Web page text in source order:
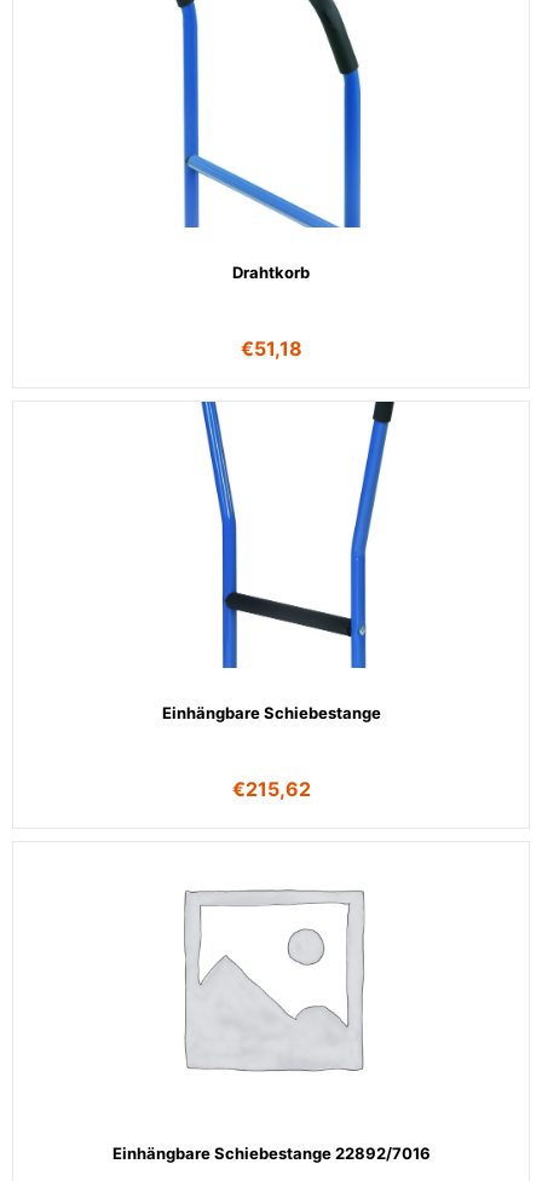
Drahtkorb
€51,18
Einhängbare Schiebestange
€215,62
Einhängbare Schiebestange 22892/7016